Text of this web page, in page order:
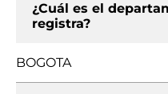
¿Cuál es el
registra?
BOGOTA